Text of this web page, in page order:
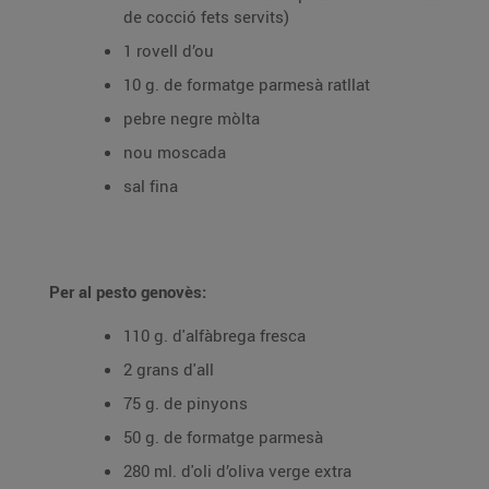
de cocció fets servits)
1 rovell d’ou
10 g. de formatge parmesà ratllat
pebre negre mòlta
nou moscada
sal fina
Per al pesto genovès:
110 g. d'alfàbrega fresca
2 grans d'all
75 g. de pinyons
50 g. de formatge parmesà
280 ml. d'oli d’oliva verge extra